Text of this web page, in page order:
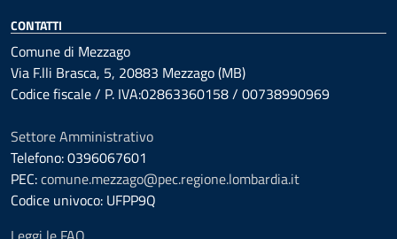
CONTATTI
Comune di Mezzago
Via F.lli Brasca, 5, 20883 Mezzago (MB)
Codice fiscale / P. IVA:02863360158 / 00738990969
Settore Amministrativo
Telefono: 0396067601
PEC:comune.mezzago@pec.regione.lombardia.it
Codice univoco: UFPP9Q